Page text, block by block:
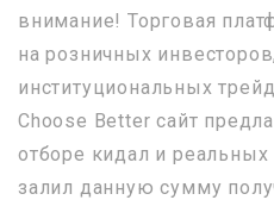
внимание! Торговая
на розничных
институциональных
Choose Better сайт
отборе кидал и
залил данную сумму